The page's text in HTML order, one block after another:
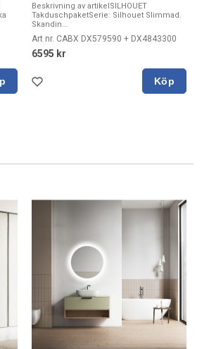
Beskrivning av artikelSILHOUET
TakduschpaketSerie: Silhouet Slimmad.
Skandin...
Art nr. CABX DX579590 + DX4843300
6595 kr
Köp